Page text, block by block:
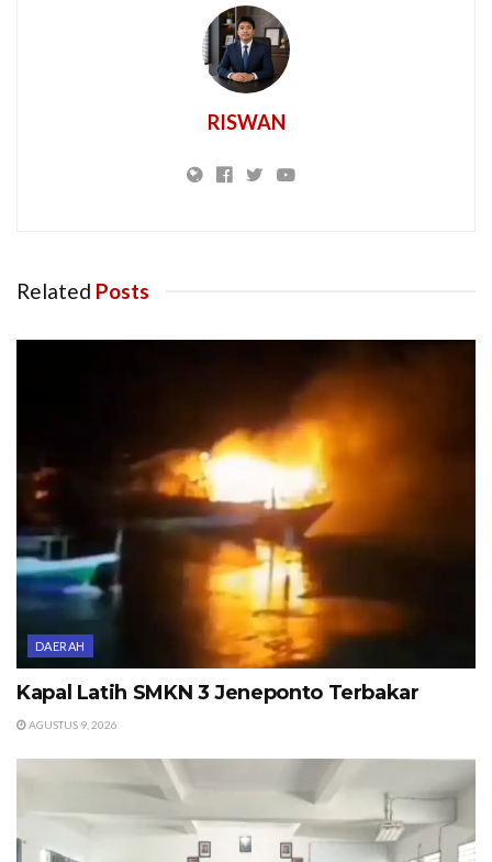
RISWAN
Related Posts
DAERAH
Kapal Latih SMKN 3 Jeneponto Terbakar
AGUSTUS 9, 2026